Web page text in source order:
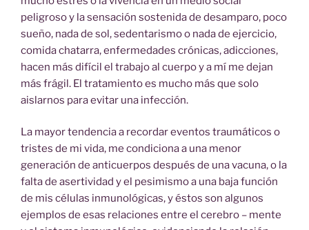
peligroso y la sensación sostenida de desamparo, poco
sueño, nada de sol, sedentarismo o nada de ejercicio,
comida chatarra, enfermedades crónicas, adicciones,
hacen más difícil el trabajo al cuerpo y a mí me dejan
más frágil. El tratamiento es mucho más que solo
aislarnos para evitar una infección.
La mayor tendencia a recordar eventos traumáticos o
tristes de mi vida, me condiciona a una menor
generación de anticuerpos después de una vacuna, o la
falta de asertividad y el pesimismo a una baja función
de mis células inmunológicas, y éstos son algunos
ejemplos de esas relaciones entre el cerebro – mente